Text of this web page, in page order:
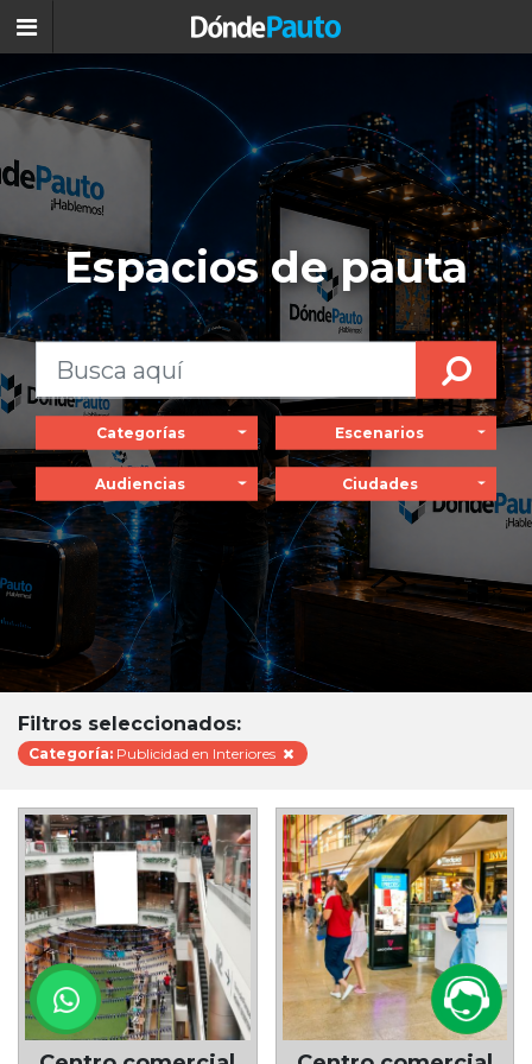
Espacios de pauta
Categorías Escenarios
Audiencias Ciudades
Filtros seleccionados:
Categoría: Publicidad en Interiores